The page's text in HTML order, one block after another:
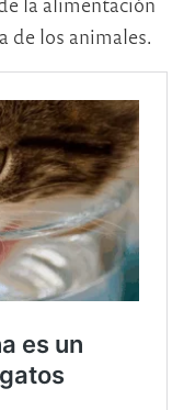
de los animales.